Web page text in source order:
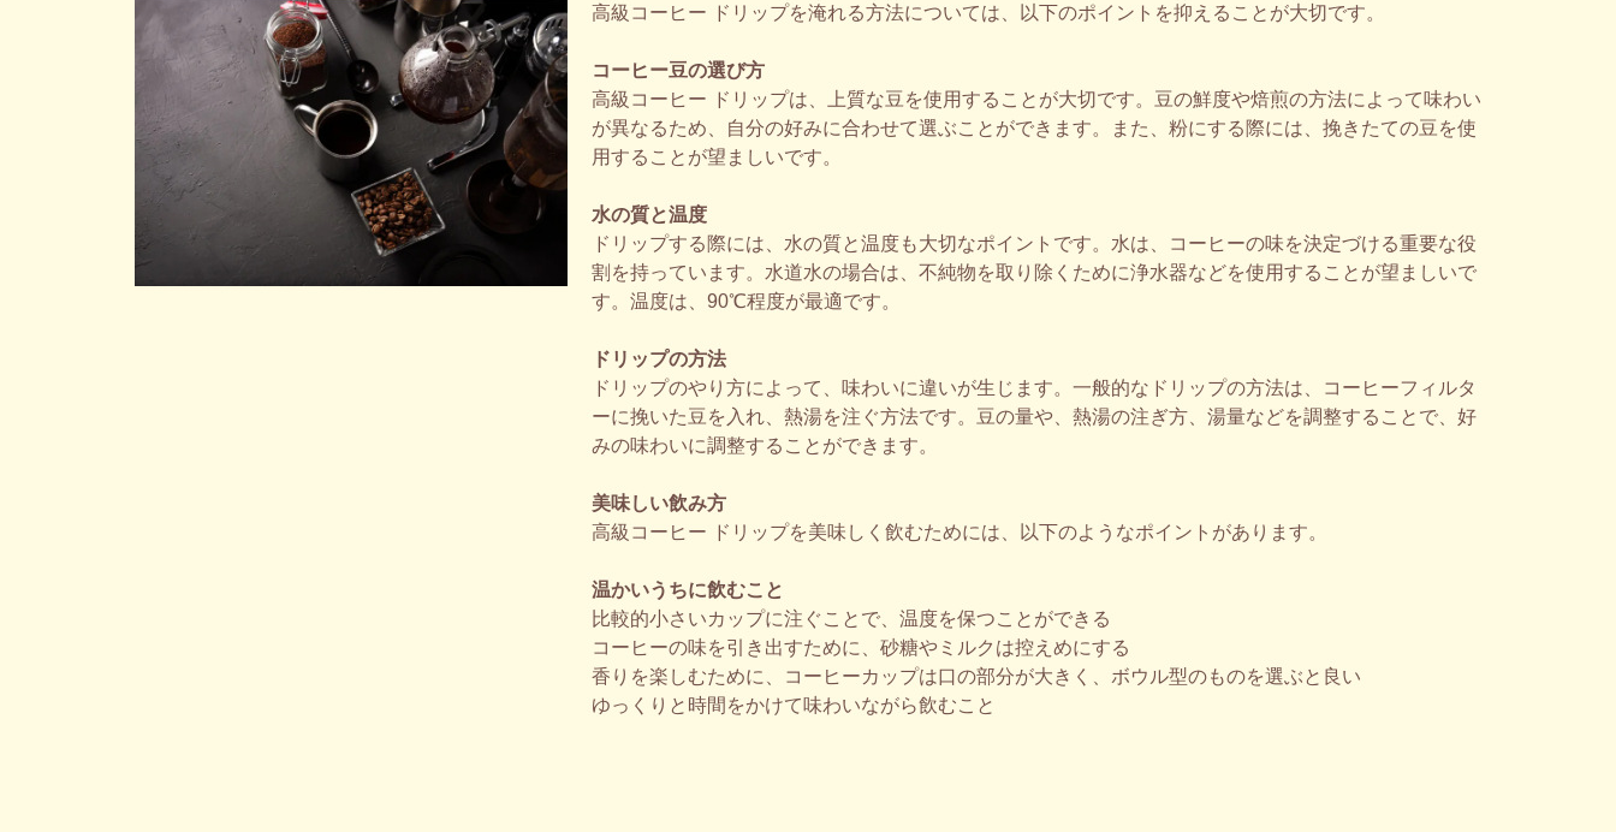
高級コーヒー ドリップを淹れる方法については、以下のポイントを抑えることが大切です。
コーヒー豆の選び方
高級コーヒー ドリップは、上質な豆を使用することが大切です。豆の鮮度や焙煎の方法によって味わい
が異なるため、自分の好みに合わせて選ぶことができます。また、粉にする際には、挽きたての豆を使
用することが望ましいです。
水の質と温度
ドリップする際には、水の質と温度も大切なポイントです。水は、コーヒーの味を決定づける重要な役
割を持っています。水道水の場合は、不純物を取り除くために浄水器などを使用することが望ましいで
す。温度は、90℃程度が最適です。
ドリップの方法
ドリップのやり方によって、味わいに違いが生じます。一般的なドリップの方法は、コーヒーフィルタ
ーに挽いた豆を入れ、熱湯を注ぐ方法です。豆の量や、熱湯の注ぎ方、湯量などを調整することで、好
みの味わいに調整することができます。
美味しい飲み方
高級コーヒー ドリップを美味しく飲むためには、以下のようなポイントがあります。
温かいうちに飲むこと
比較的小さいカップに注ぐことで、温度を保つことができる
コーヒーの味を引き出すために、砂糖やミルクは控えめにする
香りを楽しむために、コーヒーカップは口の部分が大きく、ボウル型のものを選ぶと良い
ゆっくりと時間をかけて味わいながら飲むこと